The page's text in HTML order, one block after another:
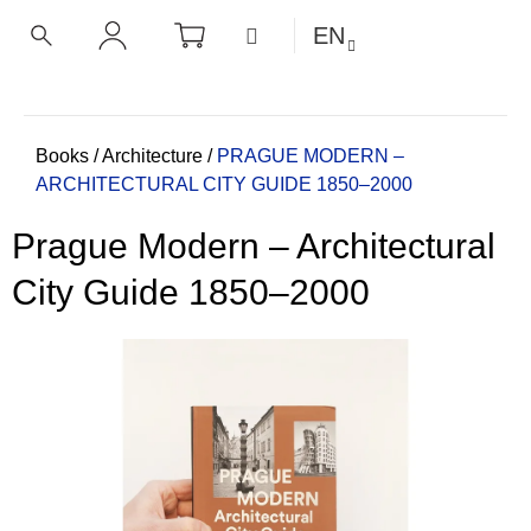
SHOPPING
CART MENUEN
Home
Books /Architecture / PRAGUE MODERN –
ARCHITECTURAL CITY GUIDE 1850–2000
Prague Modern – Architectural
City Guide 1850–2000
BACK
BACK
h
a
a
r
e